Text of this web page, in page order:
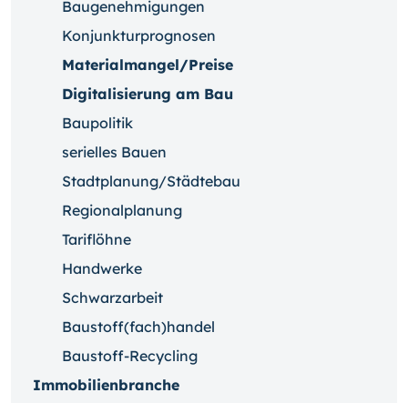
Baugenehmigungen
Konjunkturprognosen
Materialmangel/Preise
Digitalisierung am Bau
Baupolitik
serielles Bauen
Stadtplanung/Städtebau
Regionalplanung
Tariflöhne
Handwerke
Schwarzarbeit
Baustoff(fach)handel
Baustoff-Recycling
Immobilienbranche